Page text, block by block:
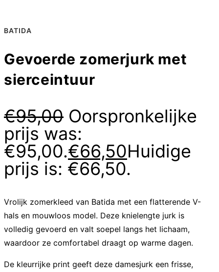
BATIDA
Gevoerde zomerjurk met
sierceintuur
€95,00 Oorspronkelijke
prijs was:
€95,00.€66,50Huidige
prijs is: €66,50.
Vrolijk zomerkleed van Batida met een flatterende V-
hals en mouwloos model. Deze knielengte jurk is
volledig gevoerd en valt soepel langs het lichaam,
waardoor ze comfortabel draagt op warme dagen.
De kleurrijke print geeft deze damesjurk een frisse,